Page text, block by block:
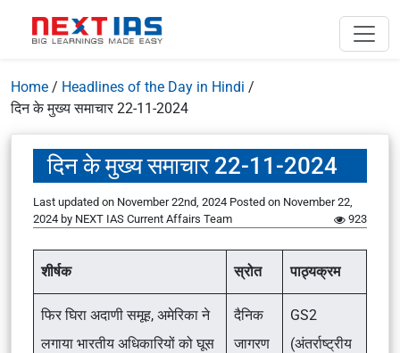
Home / Headlines of the Day in Hindi /
दिन के मुख्य समाचार 22-11-2024
दिन के मुख्य समाचार 22-11-2024
Last updated on November 22nd, 2024 Posted on November 22,
2024 by NEXT IAS Current Affairs Team 923
शीर्षक स्रोत पाठ्यक्रम
फिर घिरा अदाणी समूह, अमेरिका ने
लगाया भारतीय अधिकारियों को घूस
दैनिक
जागरण
GS2
(अंतर्राष्ट्रीय